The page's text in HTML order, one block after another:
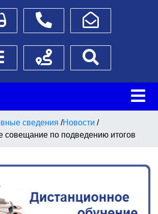
слабовидящихТелефоныНаписать обращение
менюСхема проезда
сведения /Новости /
совещание по подведению итогов